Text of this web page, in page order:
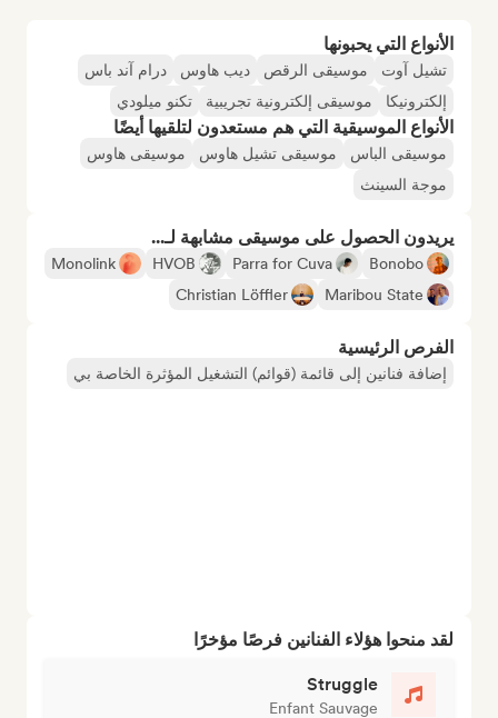
الأنواع التي يحبونها
تشيل آوت موسيقى الرقص ديب هاوس
درام آند باس
إلكترونيكا
موسيقى إلكترونية تجريبية تكنو ميلودي
الأنواع الموسيقية التي هم مستعدون لتلقيها أيضًا
موسيقى الباس موسيقى تشيل هاوس
موسيقى هاوس
موجة السينث
يريدون الحصول على موسيقى مشابهة لـ...
Bonobo
Parra for Cuva
HVOB
Monolink
Maribou State
Christian Löffler
الفرص الرئيسية
إضافة فنانين إلى قائمة (قوائم) التشغيل المؤثرة الخاصة بي
لقد منحوا هؤلاء الفنانين فرصًا مؤخرًا
Struggle
Enfant Sauvage